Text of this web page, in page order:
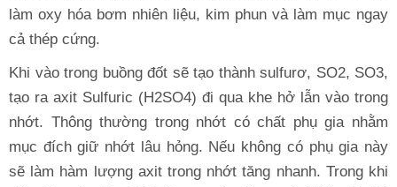
làm oxy hóa bơm nhiên liệu, kim phun và làm mục ngay
cả thép cứng.
Khi vào trong buồng đốt sẽ tạo thành sulfurơ, SO2, SO3,
tạo ra axit Sulfuric (H2SO4) đi qua khe hở lẫn vào trong
nhớt. Thông thường trong nhớt có chất phụ gia nhằm
mục đích giữ nhớt lâu hỏng. Nếu không có phụ gia này
sẽ làm hàm lượng axit trong nhớt tăng nhanh. Trong khi